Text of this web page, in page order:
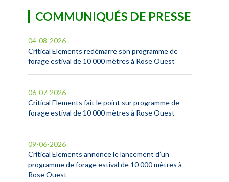
COMMUNIQUÉS DE PRESSE
Critical Elements redémarre son programme de
forage estival de 10 000 mètres à Rose Ouest
04-08-2026
Critical Elements fait le point sur programme de
forage estival de 10 000 mètres à Rose Ouest
06-07-2026
Critical Elements annonce le lancement d’un
programme de forage estival de 10 000 mètres à
Rose Ouest
09-06-2026